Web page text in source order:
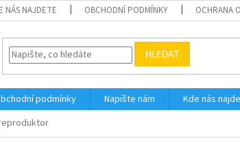
NÁS NAJDETE OBCHODNÍ PODMÍNKY OCHRANA
HLEDAT
podmínky Napište nám Kde nás